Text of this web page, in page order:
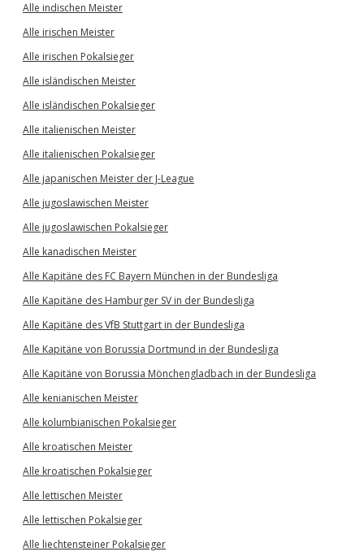
Alle indischen Meister
Alle irischen Meister
Alle irischen Pokalsieger
Alle isländischen Meister
Alle isländischen Pokalsieger
Alle italienischen Meister
Alle italienischen Pokalsieger
Alle japanischen Meister der J-League
Alle jugoslawischen Meister
Alle jugoslawischen Pokalsieger
Alle kanadischen Meister
Alle Kapitäne des FC Bayern München in der Bundesliga
Alle Kapitäne des Hamburger SV in der Bundesliga
Alle Kapitäne des VfB Stuttgart in der Bundesliga
Alle Kapitäne von Borussia Dortmund in der Bundesliga
Alle Kapitäne von Borussia Mönchengladbach in der Bundesliga
Alle kenianischen Meister
Alle kolumbianischen Pokalsieger
Alle kroatischen Meister
Alle kroatischen Pokalsieger
Alle lettischen Meister
Alle lettischen Pokalsieger
Alle liechtensteiner Pokalsieger